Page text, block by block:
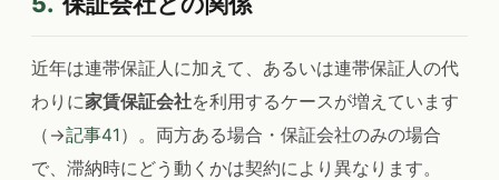
近年は連帯保証人に加えて、あるいは連帯保証人の代
わりに家賃保証会社を利用するケースが増えています
（→記事41）。両方ある場合・保証会社のみの場合
で、滞納時にどう動くかは契約により異なります。